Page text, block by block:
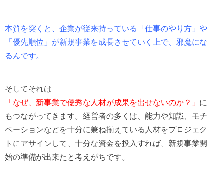
本質を突くと、企業が従来持っている「仕事のやり方」や
「優先順位」が新規事業を成長させていく上で、邪魔にな
るんです。
そしてそれは
「なぜ、新事業で優秀な人材が成果を出せないのか？」 に
もつながってきます。 経営者の多くは、能力や知識、モチ
ベーションなどを十分に兼ね揃えている人材をプロジェク
トにアサインして、十分な資金を投入すれば、 新規事業開
始の準備が出来たと考えがちです。